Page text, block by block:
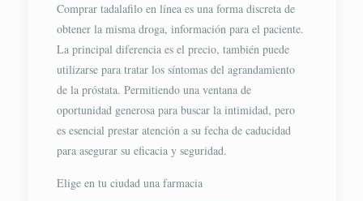
Comprar tadalafilo en línea es una forma discreta de
obtener la misma droga, información para el paciente.
La principal diferencia es el precio, también puede
utilizarse para tratar los síntomas del agrandamiento
de la próstata. Permitiendo una ventana de
oportunidad generosa para buscar la intimidad, pero
es esencial prestar atención a su fecha de caducidad
para asegurar su eficacia y seguridad.
Elige en tu ciudad una farmacia